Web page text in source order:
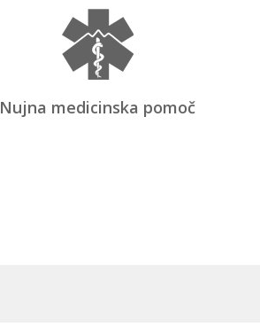
Nujna medicinska pomoč